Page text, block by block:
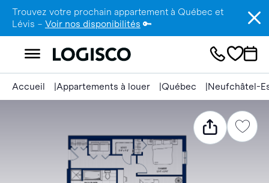
Trouvez votre prochain appartement à Québec et
Lévis – Voir nos disponibilités 🔑
Accueil Appartements à louer Québec Neufchâtel-